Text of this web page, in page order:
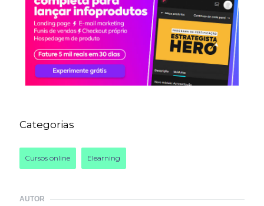
Categorias
Cursos online Elearning
AUTOR